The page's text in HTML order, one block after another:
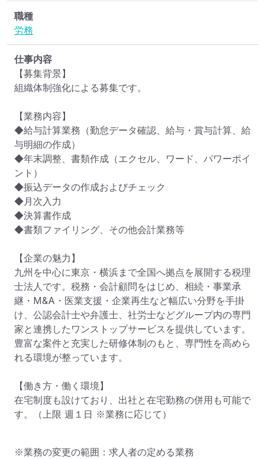
職種
労務
仕事内容
【募集背景】
組織体制強化による募集です。
【業務内容】
◆給与計算業務（勤怠データ確認、給与・賞与計算、給
与明細の作成）
◆年末調整、書類作成（エクセル、ワード、パワーポイ
ント）
◆振込データの作成およびチェック
◆月次入力
◆決算書作成
◆書類ファイリング、その他会計業務等
【企業の魅力】
九州を中心に東京・横浜まで全国へ拠点を展開する税理
士法人です。税務・会計顧問をはじめ、相続・事業承
継・M&A・医業支援・企業再生など幅広い分野を手掛
け、公認会計士や弁護士、社労士などグループ内の専門
家と連携したワンストップサービスを提供しています。
豊富な案件と充実した研修体制のもと、専門性を高めら
れる環境が整っています。
【働き方・働く環境】
在宅制度も設けており、出社と在宅勤務の併用も可能で
す。（上限 週１日 ※業務に応じて）
※業務の変更の範囲：求人者の定める業務